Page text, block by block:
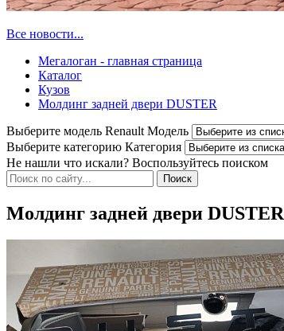
Все новости...
Мегалоган - главная страница
Каталог
Кузов
Молдинг задней двери DUSTER
Выберите модель Renault Модель
Выберите категорию Категория
Не нашли что искали? Воспользуйтесь поиском
Молдинг задней двери DUSTER